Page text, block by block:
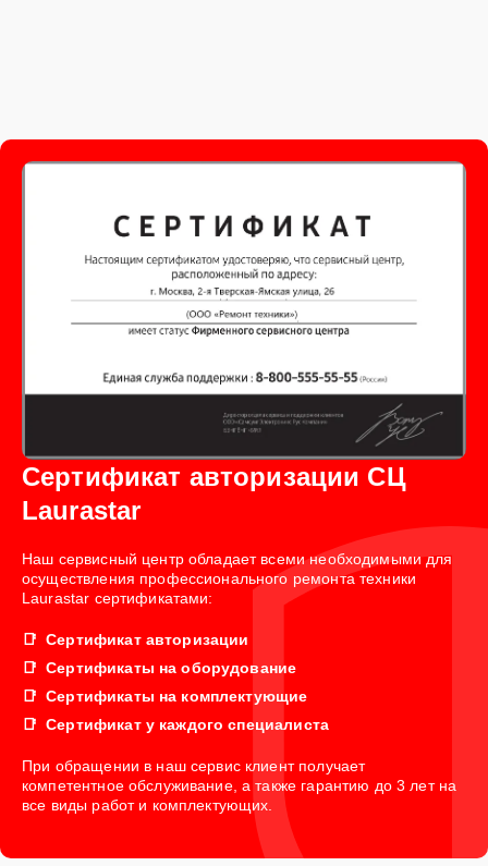
Сертификат авторизации СЦ
Laurastar
Наш сервисный центр обладает всеми необходимыми для
осуществления профессионального ремонта техники
Laurastar сертификатами:
Сертификат авторизации
Сертификаты на оборудование
Сертификаты на комплектующие
Сертификат у каждого специалиста
При обращении в наш сервис клиент получает
компетентное обслуживание, а также гарантию до 3 лет на
все виды работ и комплектующих.